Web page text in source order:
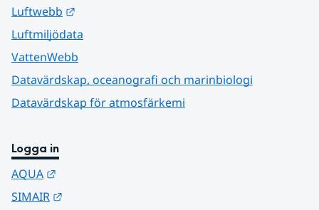
Luftwebb
Luftmiljödata
VattenWebb
Datavärdskap, oceanografi och marinbiologi
Datavärdskap för atmosfärkemi
Logga in
AQUA
SIMAIR